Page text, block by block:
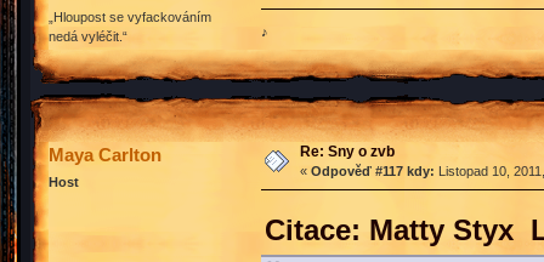
„Hloupost se vyfackováním
nedá vyléčit.“
♪
Maya Carlton
Host
Re: Sny o zvb
« Odpověď #117 kdy: Listopad 10,
Citace: Matty Styx